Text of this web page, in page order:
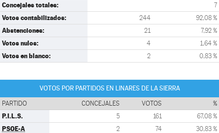
Concejales totales: 7
Votos contabilizados: 244 92,08 %
Abstenciones: 21 7,92 %
Votos nulos: 4 1,64 %
Votos en blanco: 2 0,83 %
VOTOS POR PARTIDOS EN LINARES DE LA SIERRA
PARTIDO CONCEJALES VOTOS %
P.I.L.S. 5 161 67,08 %
PSOE-A 2 74 30,83 %